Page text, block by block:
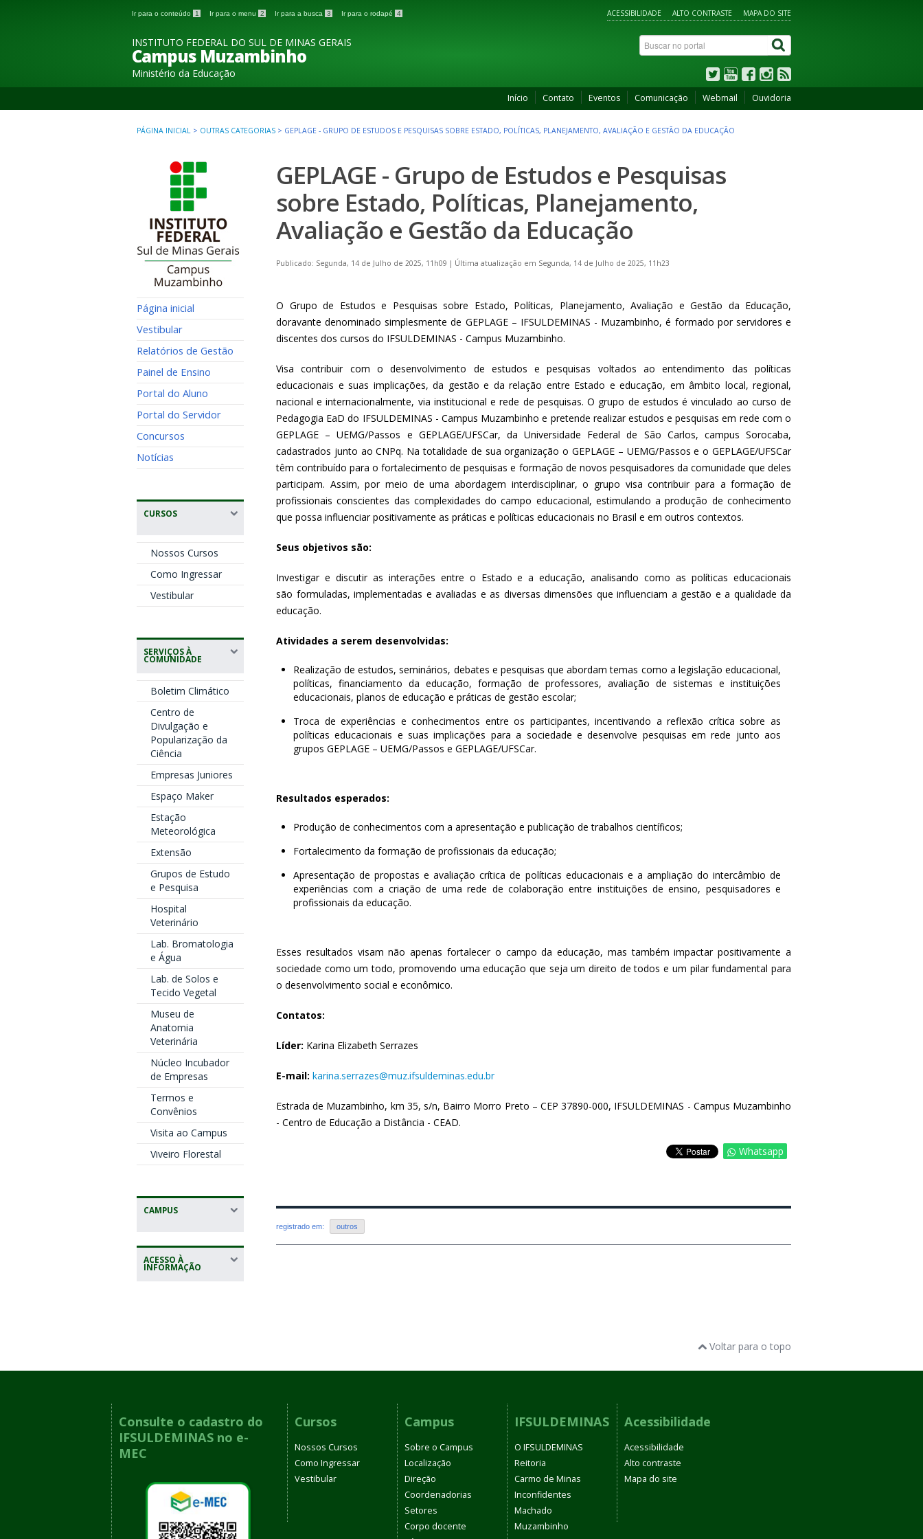
Ir para o conteúdo 1 Ir para o menu 2 Ir para a busca 3 Ir para o rodapé 4 ACESSIBILIDADE ALTO CONTRASTE MAPA DO SITE
INSTITUTO FEDERAL DO SUL DE MINAS GERAIS
Campus Muzambinho
Ministério da Educação
Início Contato Eventos Comunicação Webmail Ouvidoria
PÁGINA INICIAL > OUTRAS CATEGORIAS > GEPLAGE - GRUPO DE ESTUDOS E PESQUISAS SOBRE ESTADO, POLÍTICAS, PLANEJAMENTO, AVALIAÇÃO E GESTÃO DA EDUCAÇÃO
Página inicial
Vestibular
Relatórios de Gestão
Painel de Ensino
Portal do Aluno
Portal do Servidor
Concursos
Notícias
CURSOS
Nossos Cursos
Como Ingressar
Vestibular
SERVIÇOS À
COMUNIDADE
Boletim Climático
Centro de
Divulgação e
Popularização da
Ciência
Empresas Juniores
Espaço Maker
Estação
Meteorológica
Extensão
Grupos de Estudo
e Pesquisa
Hospital
Veterinário
Lab. Bromatologia
e Água
Lab. de Solos e
Tecido Vegetal
Museu de
Anatomia
Veterinária
Núcleo Incubador
de Empresas
Termos e
Convênios
Visita ao Campus
Viveiro Florestal
CAMPUS
ACESSO À
INFORMAÇÃO
GEPLAGE - Grupo de Estudos e Pesquisas
sobre Estado, Políticas, Planejamento,
Avaliação e Gestão da Educação
Publicado: Segunda, 14 de Julho de 2025, 11h09 | Última atualização em Segunda, 14 de Julho de 2025, 11h23
O Grupo de Estudos e Pesquisas sobre Estado, Políticas, Planejamento, Avaliação e Gestão da Educação,
doravante denominado simplesmente de GEPLAGE – IFSULDEMINAS - Muzambinho, é formado por servidores e
discentes dos cursos do IFSULDEMINAS - Campus Muzambinho.
Visa contribuir com o desenvolvimento de estudos e pesquisas voltados ao entendimento das políticas
educacionais e suas implicações, da gestão e da relação entre Estado e educação, em âmbito local, regional,
nacional e internacionalmente, via institucional e rede de pesquisas. O grupo de estudos é vinculado ao curso de
Pedagogia EaD do IFSULDEMINAS - Campus Muzambinho e pretende realizar estudos e pesquisas em rede com o
GEPLAGE – UEMG/Passos e GEPLAGE/UFSCar, da Universidade Federal de São Carlos, campus Sorocaba,
cadastrados junto ao CNPq. Na totalidade de sua organização o GEPLAGE – UEMG/Passos e o GEPLAGE/UFSCar
têm contribuído para o fortalecimento de pesquisas e formação de novos pesquisadores da comunidade que deles
participam. Assim, por meio de uma abordagem interdisciplinar, o grupo visa contribuir para a formação de
profissionais conscientes das complexidades do campo educacional, estimulando a produção de conhecimento
que possa influenciar positivamente as práticas e políticas educacionais no Brasil e em outros contextos.
Seus objetivos são:
Investigar e discutir as interações entre o Estado e a educação, analisando como as políticas educacionais
são formuladas, implementadas e avaliadas e as diversas dimensões que influenciam a gestão e a qualidade da
educação.
Atividades a serem desenvolvidas:
Realização de estudos, seminários, debates e pesquisas que abordam temas como a legislação educacional,
políticas, financiamento da educação, formação de professores, avaliação de sistemas e instituições
educacionais, planos de educação e práticas de gestão escolar;
Troca de experiências e conhecimentos entre os participantes, incentivando a reflexão crítica sobre as
políticas educacionais e suas implicações para a sociedade e desenvolve pesquisas em rede junto aos
grupos GEPLAGE – UEMG/Passos e GEPLAGE/UFSCar.
Resultados esperados:
Produção de conhecimentos com a apresentação e publicação de trabalhos científicos;
Fortalecimento da formação de profissionais da educação;
Apresentação de propostas e avaliação crítica de políticas educacionais e a ampliação do intercâmbio de
experiências com a criação de uma rede de colaboração entre instituições de ensino, pesquisadores e
profissionais da educação.
Esses resultados visam não apenas fortalecer o campo da educação, mas também impactar positivamente a
sociedade como um todo, promovendo uma educação que seja um direito de todos e um pilar fundamental para
o desenvolvimento social e econômico.
Contatos:
Líder: Karina Elizabeth Serrazes
E-mail: karina.serrazes@muz.ifsuldeminas.edu.br
Estrada de Muzambinho, km 35, s/n, Bairro Morro Preto – CEP 37890-000, IFSULDEMINAS - Campus Muzambinho
- Centro de Educação a Distância - CEAD.
Whatsapp
registrado em: outros
Voltar para o topo
Consulte o cadastro do
IFSULDEMINAS no e-
MEC
Cursos
Nossos Cursos
Como Ingressar
Vestibular
Campus
Sobre o Campus
Localização
Direção
Coordenadorias
Setores
Corpo docente
IFSULDEMINAS
O IFSULDEMINAS
Reitoria
Carmo de Minas
Inconfidentes
Machado
Muzambinho
Acessibilidade
Acessibilidade
Alto contraste
Mapa do site